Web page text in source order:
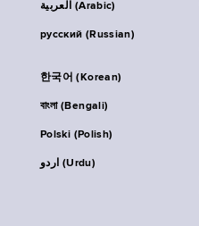
العربية (Arabic)
русский (Russian)
한국어 (Korean)
বাংলা (Bengali)
Polski (Polish)
اردو (Urdu)